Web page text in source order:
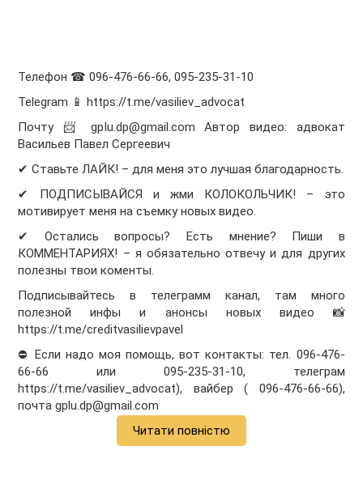
Телефон ☎ 096-476-66-66, 095-235-31-10
Telegram 📱 https://t.me/vasiliev_advocat
Почту 📨 gplu.dp@gmail.com Автор видео: адвокат
Васильев Павел Сергеевич
✔ Ставьте ЛАЙК! – для меня это лучшая благодарность.
✔ ПОДПИСЫВАЙСЯ и жми КОЛОКОЛЬЧИК! – это
мотивирует меня на съемку новых видео.
✔ Остались вопросы? Есть мнение? Пиши в
КОММЕНТАРИЯХ! – я обязательно отвечу и для других
полезны твои коменты.
Подписывайтесь в телеграмм канал, там много
полезной инфы и анонсы новых видео 📸
https://t.me/creditvasilievpavel
⛔ Если надо моя помощь, вот контакты: тел. 096-476-
66-66 или 095-235-31-10, телеграм
https://t.me/vasiliev_advocat), вайбер ( 096-476-66-66),
почта gplu.dp@gmail.com
Читати повністю